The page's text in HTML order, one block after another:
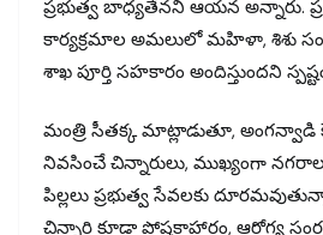
ప్రభుత్వ బాధ్యతేనని ఆయన అన్నారు.
కార్యక్రమాల అమలులో మహిళా, శిశు
శాఖ పూర్తి సహకారం అందిస్తుందని
మంత్రి సీతక్క మాట్లాడుతూ, అంగన్వాడి
నివసించే చిన్నారులు, ముఖ్యంగా
పిల్లలు ప్రభుత్వ సేవలకు
చిన్నారి కూడా పోషకాహారం, ఆరోగ్య